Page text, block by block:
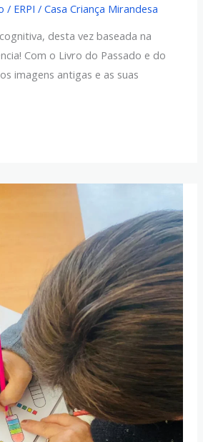
/ ERPI / Casa Criança Mirandesa
desta vez baseada na
Com o Livro do Passado e do
imagens antigas e as suas